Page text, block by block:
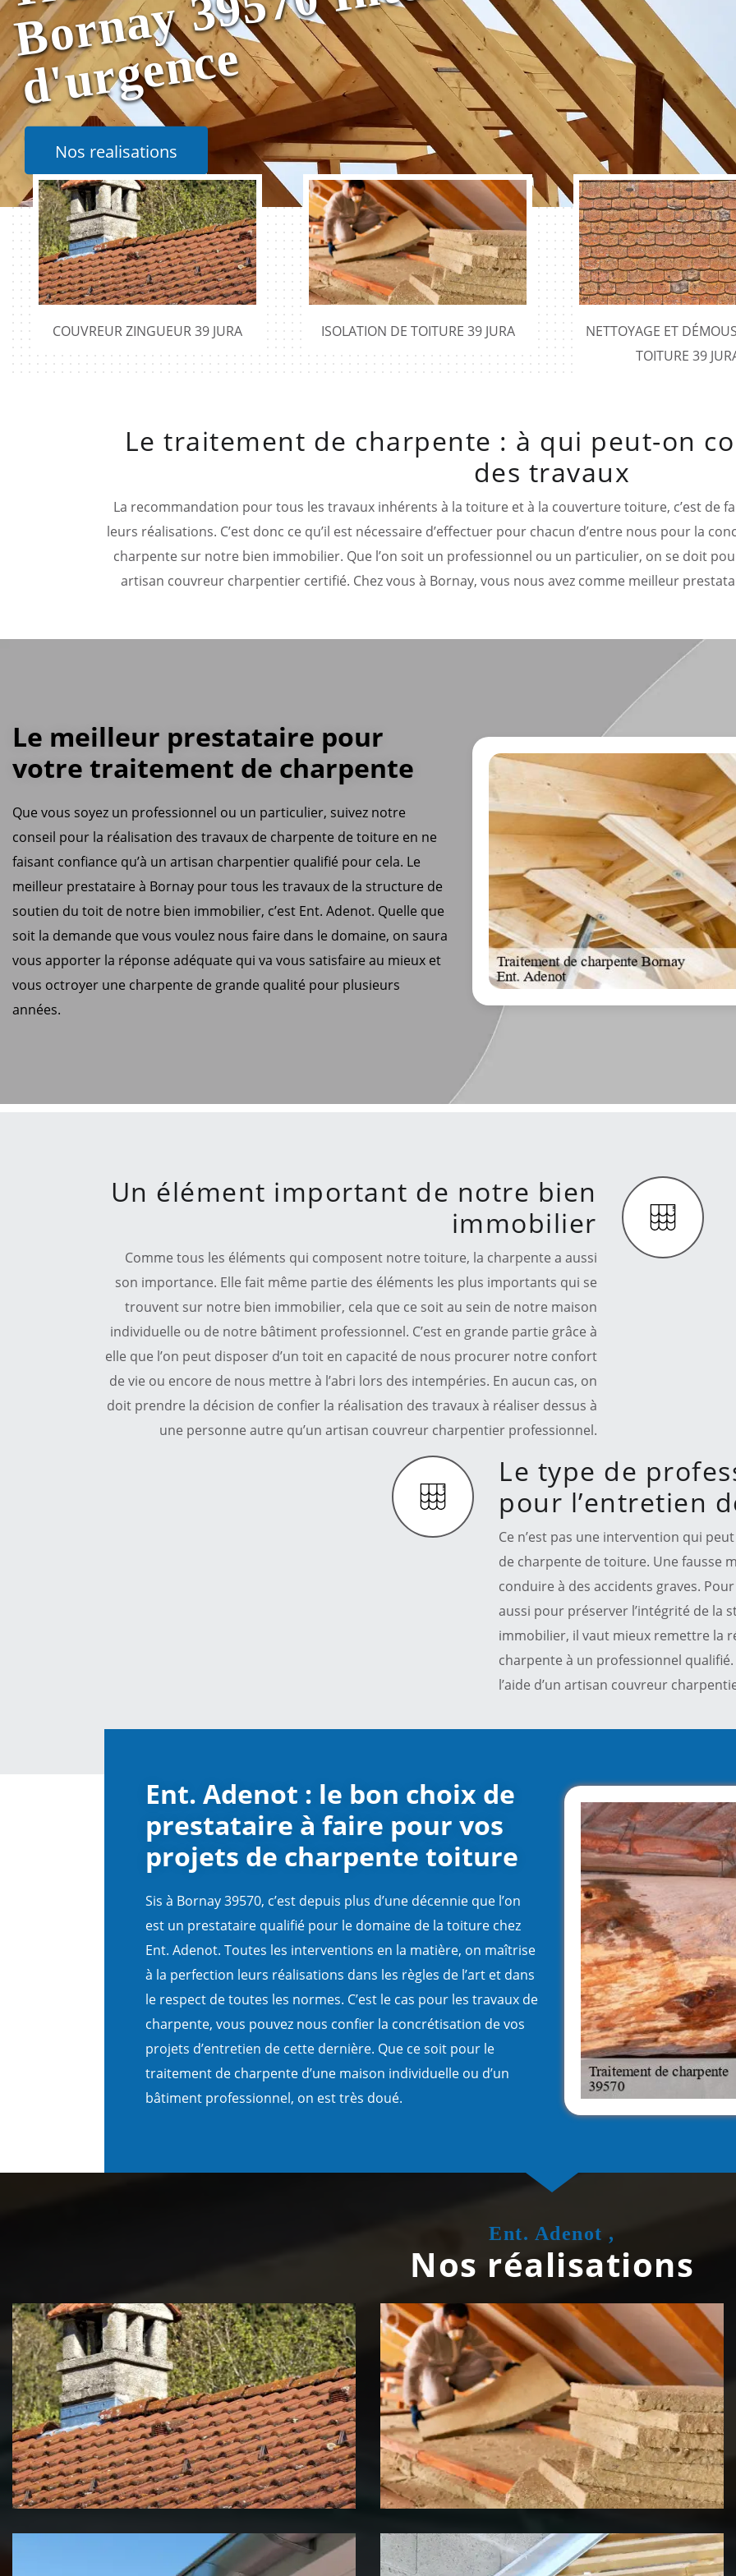
e
Nos realisations
COUVREUR ZINGUEUR 39 JURA ISOLATION DE TOITURE 39 JURA
NETTOYAGE ET
TOITURE 39
Le traitement de charpente : à qui peut-on
des travaux
La recommandation pour tous les travaux inhérents à la toiture et à la couverture toiture, c’est de
leurs réalisations. C’est donc ce qu’il est nécessaire d’effectuer pour chacun d’entre nous pour la
charpente sur notre bien immobilier. Que l’on soit un professionnel ou un particulier, on se doit
artisan couvreur charpentier certifié. Chez vous à Bornay, vous nous avez comme meilleur
Le meilleur prestataire pour
votre traitement de charpente
Que vous soyez un professionnel ou un particulier, suivez notre
conseil pour la réalisation des travaux de charpente de toiture en ne
faisant confiance qu’à un artisan charpentier qualifié pour cela. Le
meilleur prestataire à Bornay pour tous les travaux de la structure de
soutien du toit de notre bien immobilier, c’est Ent. Adenot. Quelle que
soit la demande que vous voulez nous faire dans le domaine, on saura
vous apporter la réponse adéquate qui va vous satisfaire au mieux et
vous octroyer une charpente de grande qualité pour plusieurs
années.
Un élément important de notre bien
immobilier
Comme tous les éléments qui composent notre toiture, la charpente a aussi
son importance. Elle fait même partie des éléments les plus importants qui se
trouvent sur notre bien immobilier, cela que ce soit au sein de notre maison
individuelle ou de notre bâtiment professionnel. C’est en grande partie grâce à
elle que l’on peut disposer d’un toit en capacité de nous procurer notre confort
de vie ou encore de nous mettre à l’abri lors des intempéries. En aucun cas, on
doit prendre la décision de confier la réalisation des travaux à réaliser dessus à
une personne autre qu’un artisan couvreur charpentier professionnel.
Le type de
pour l’entretien
Ce n’est pas une intervention qui
de charpente de toiture. Une fausse
conduire à des accidents graves.
aussi pour préserver l’intégrité de la
immobilier, il vaut mieux remettre la
charpente à un professionnel
l’aide d’un artisan couvreur
Ent. Adenot : le bon choix de
prestataire à faire pour vos
projets de charpente toiture
Sis à Bornay 39570, c’est depuis plus d’une décennie que l’on
est un prestataire qualifié pour le domaine de la toiture chez
Ent. Adenot. Toutes les interventions en la matière, on maîtrise
à la perfection leurs réalisations dans les règles de l’art et dans
le respect de toutes les normes. C’est le cas pour les travaux de
charpente, vous pouvez nous confier la concrétisation de vos
projets d’entretien de cette dernière. Que ce soit pour le
traitement de charpente d’une maison individuelle ou d’un
bâtiment professionnel, on est très doué.
Ent. Adenot ,
Nos réalisations
Couvreur zingueur 39 Jura Isolation de toiture 39 Jura